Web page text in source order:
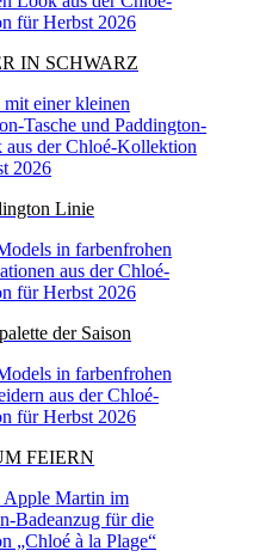
IN SCHWARZ
Linie
der Saison
FEIERN